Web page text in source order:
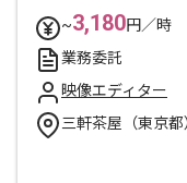
~3,180円／時
業務委託
映像エディター
三軒茶屋（東京都